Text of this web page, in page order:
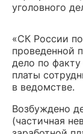
уголовного
«СК России
проведенной
дело по
платы
в ведомстве.
Возбуждено
(частичная